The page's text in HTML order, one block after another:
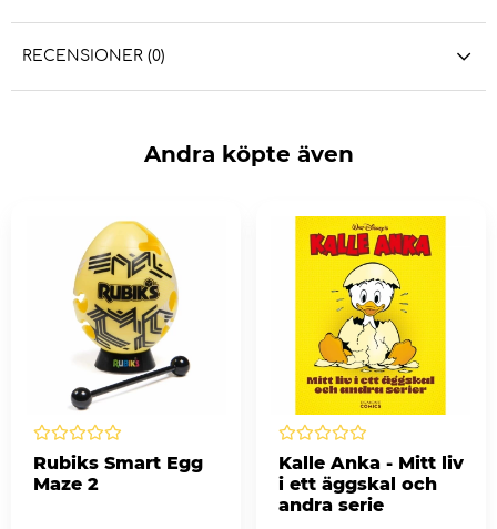
RECENSIONER (0)
Andra köpte även
Rubiks Smart Egg
Maze 2
Kalle Anka - Mitt liv
i ett äggskal och
andra serie